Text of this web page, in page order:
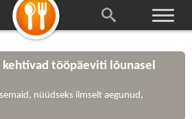
kehtivad tööpäeviti lõunasel
nüüdseks ilmselt aegunud,